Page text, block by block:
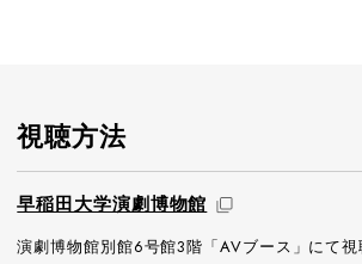
視聴方法
早稲田大学演劇博物館
演劇博物館別館6号館3階「AVブース」にて視